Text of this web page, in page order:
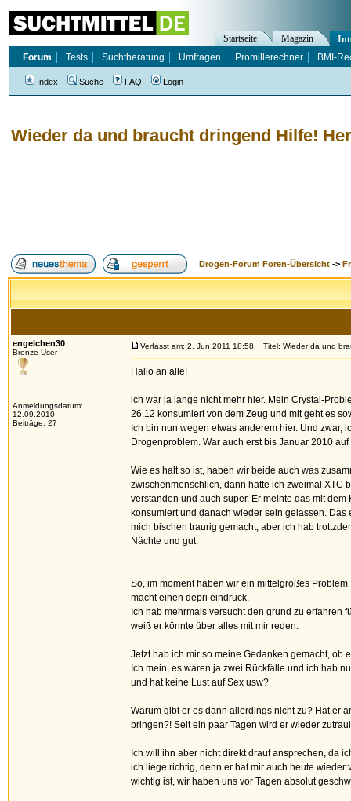
Wieder da und braucht dringend Hilfe!
Drogen-Forum Foren-Übersicht ->
engelchen30
Bronze-User
Anmeldungsdatum:
12.09.2010
Beiträge: 27
Verfasst am: 2. Jun 2011 18:58 Titel: Wieder da und
Hallo an alle!
ich war ja lange nicht mehr hier. Mein Crystal-
26.12 konsumiert von dem Zeug und mit geht es
Ich bin nun wegen etwas anderem hier. Und
Drogenproblem. War auch erst bis Januar 2010
Wie es halt so ist, haben wir beide auch was
zwischenmenschlich, dann hatte ich zweimal XTC
verstanden und auch super. Er meinte das mit
konsumiert und danach wieder sein gelassen.
mich bischen traurig gemacht, aber ich hab
Nächte und gut.
So, im moment haben wir ein mittelgroßes
macht einen depri eindruck.
Ich hab mehrmals versucht den grund zu erfahren
weiß er könnte über alles mit mir reden.
Jetzt hab ich mir so meine Gedanken gemacht, ob
Ich mein, es waren ja zwei Rückfälle und ich hab
und hat keine Lust auf Sex usw?
Warum gibt er es dann allerdings nicht zu? Hat er
bringen?! Seit ein paar Tagen wird er wieder
Ich will ihn aber nicht direkt drauf ansprechen, da
ich liege richtig, denn er hat mir auch heute wieder
wichtig ist, wir haben uns vor Tagen absolut
Startseite Magazin
Forum
Tests Suchtberatung Umfragen Promillerechner BMI-
Index Suche FAQ Login